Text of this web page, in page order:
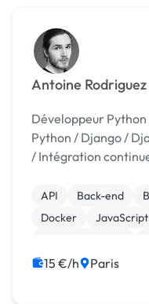
Antoine Rodriguez
Développeur Python / Django
Python / Django /
/ Intégration
API Back-end
Docker
JavaScript
15 €/h Paris